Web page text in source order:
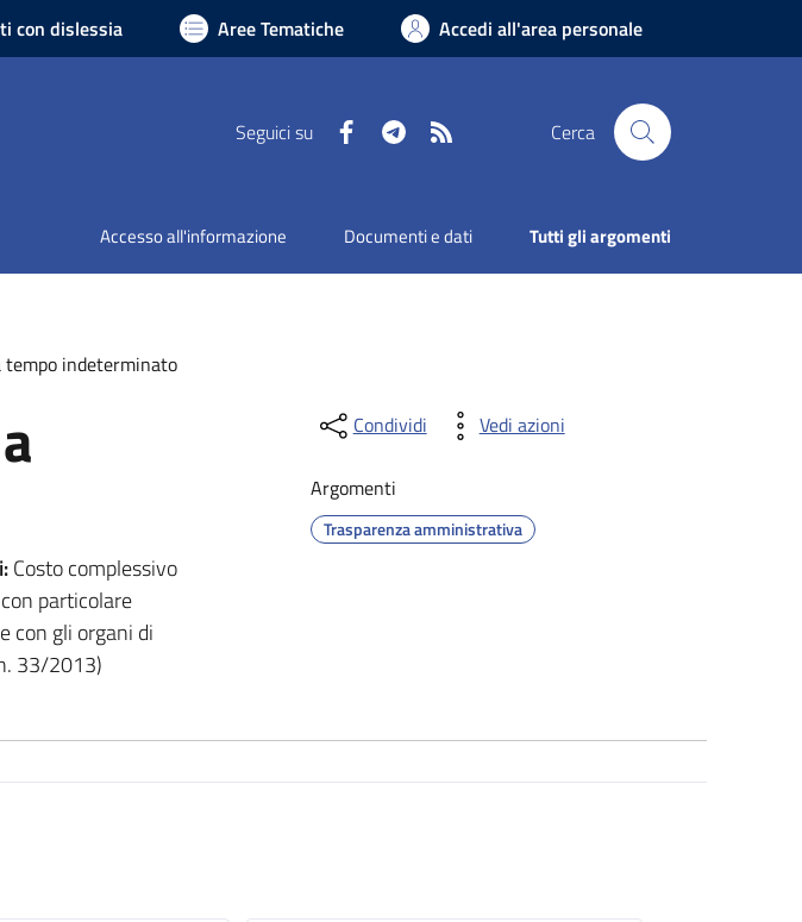
con dislessia Aree Tematiche Accedi all'area personale
Seguici su FacebookTelegram Cerca
Accesso all'informazione Documenti e dati Tutti gli argomenti
tempo indeterminato
Costo complessivo
particolare
con gli organi di
33/2013)
Condividi Vedi azioni
Argomenti
Trasparenza amministrativa